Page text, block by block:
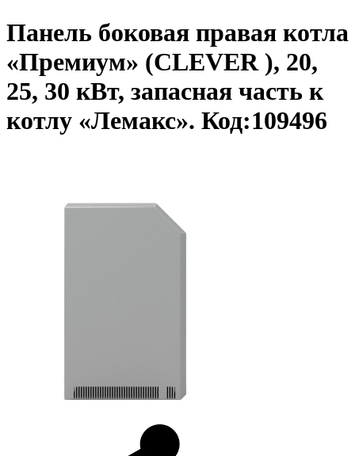
Панель боковая правая котла
«Премиум» (CLEVER ), 20,
25, 30 кВт, запасная часть к
котлу «Лемакс». Код:109496